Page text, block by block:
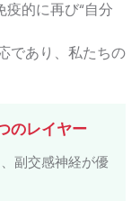
疫的に再び“自分
であり、私たちの
のレイヤー
副交感神経が優